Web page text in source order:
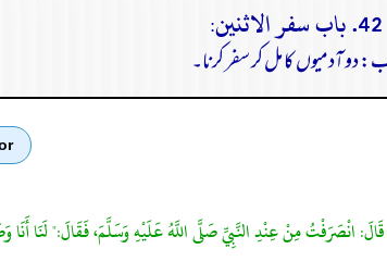
42. باب سفر الاثنين:
دو آدمیوں کا مل کر سفر کرنا۔
انْصَرَفْتُ مِنْ عِنْدِ النَّبِيِّ صَلَّى اللَّهُ عَلَيْهِ وَسَلَّمَ، فَقَالَ:" لَنَا أَنَا